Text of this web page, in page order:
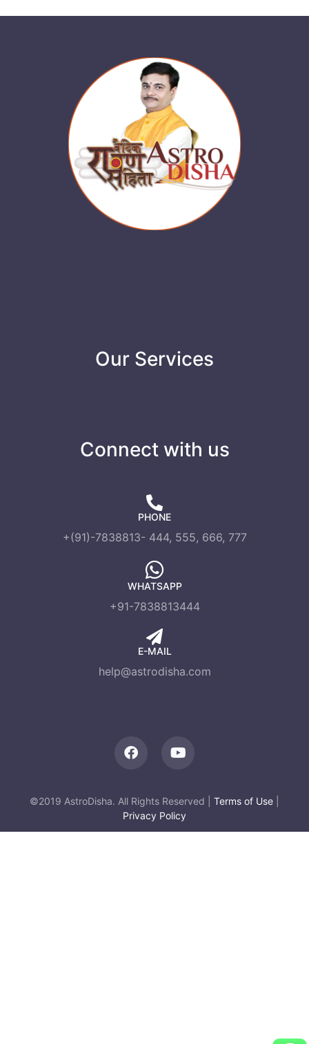
Our Services
Connect with us
PHONE
+(91)-7838813- 444, 555, 666, 777
WHATSAPP
+91-7838813444
E-MAIL
help@astrodisha.com
©2019 AstroDisha. All Rights Reserved | Terms of Use
Privacy Policy